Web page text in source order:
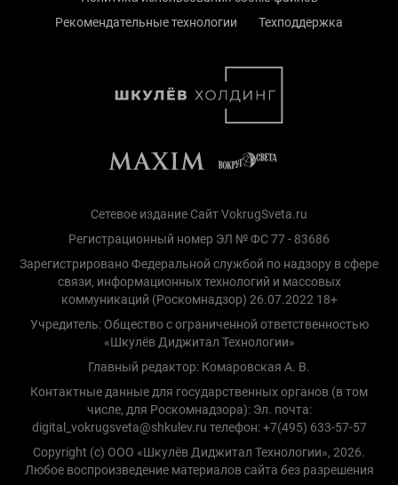
Рекомендательные технологии
Техподдержка
Сетевое издание Сайт VokrugSveta.ru
Регистрационный номер ЭЛ № ФС 77 - 83686
Зарегистрировано Федеральной службой по надзору в сфере
связи, информационных технологий и массовых
коммуникаций (Роскомнадзор) 26.07.2022 18+
Учредитель: Общество с ограниченной ответственностью
«Шкулёв Диджитал Технологии»
Главный редактор: Комаровская А. В.
Контактные данные для государственных органов (в том
числе, для Роскомнадзора): Эл. почта:
digital_vokrugsveta@shkulev.ru телефон: +7(495) 633-57-57
Copyright (с) ООО «Шкулёв Диджитал Технологии», 2026.
Любое воспроизведение материалов сайта без разрешения